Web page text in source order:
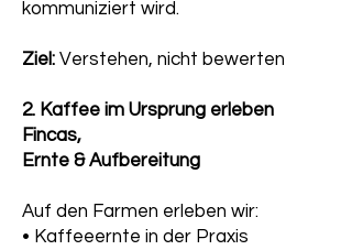
kommuniziert wird.
Ziel: Verstehen, nicht bewerten
2. Kaffee im Ursprung erleben
Fincas,
Ernte & Aufbereitung
Auf den Farmen erleben wir:
• Kaffeeernte in der Praxis